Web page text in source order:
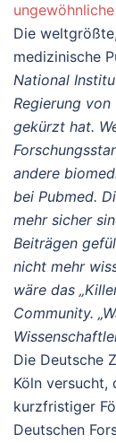
Die
medizinische
National
Regierung
gekürzt hat.
andere
bei Pubmed.
mehr sicher
Beiträgen
nicht mehr
wäre das
Community.
Die Deutsche
Köln versucht,
kurzfristiger
Deutschen